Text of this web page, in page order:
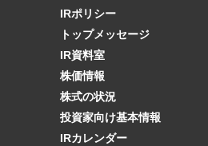
IRポリシー
トップメッセージ
IR資料室
株価情報
株式の状況
投資家向け基本情報
IRカレンダー